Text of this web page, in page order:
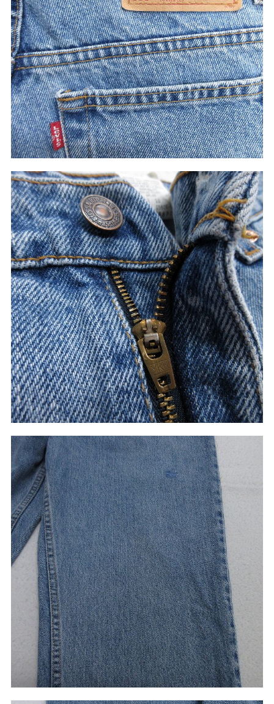
60年代 50年代 40年代
すべての年代を見る
週刊ラッシュアウト新聞
古着コラム
メディア・イベント情報
Youtube 古着屋Rush Out チャンネル
スタッフコーディネート
ご利用案内
お客様の声
レビュー1万件突破
お気に入りリスト
会員登録
メルマガ登録
会社概要
店舗一覧
古着卸売
特定商取引法に基づく表示
プライバシーポリシー
お問い合わせ